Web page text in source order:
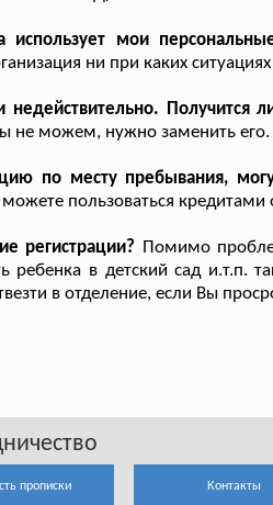
мои
ни при каких
недействительно.
не можем, нужно заменить его.
по месту пребывания,
пользоваться кредитами
регистрации? Помимо
ребенка в детский сад и.т.п.
в отделение, если Вы
прописки Контакты